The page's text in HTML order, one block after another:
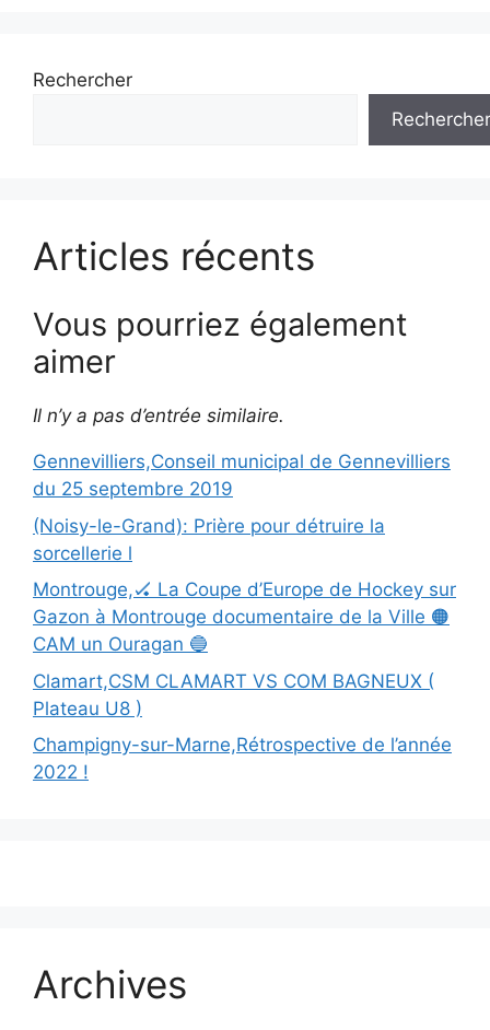
Rechercher
Rechercher
Articles récents
Vous pourriez également
aimer
Il n’y a pas d’entrée similaire.
Gennevilliers,Conseil municipal de Gennevilliers
du 25 septembre 2019
(Noisy-le-Grand): Prière pour détruire la
sorcellerie l
Montrouge,🏑 La Coupe d’Europe de Hockey sur
Gazon à Montrouge documentaire de la Ville 🟠
CAM un Ouragan 🔵
Clamart,CSM CLAMART VS COM BAGNEUX (
Plateau U8 )
Champigny-sur-Marne,Rétrospective de l’année
2022 !
Archives